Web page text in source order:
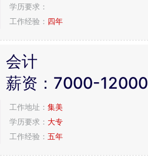
学历要求：
工作经验： 四年
会计
薪资： 7000-12000
工作地址： 集美
学历要求： 大专
工作经验： 五年